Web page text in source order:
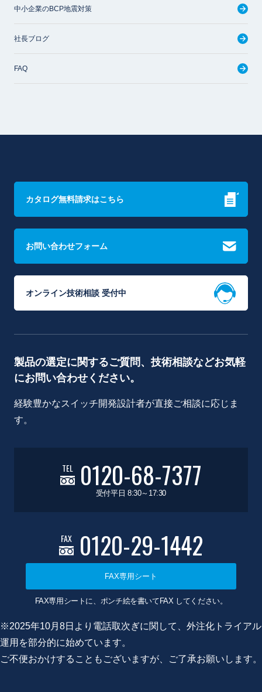
中小企業のBCP地震対策
社長ブログ
FAQ
カタログ無料請求はこちら
お問い合わせフォーム
オンライン技術相談 受付中
製品の選定に関するご質問、技術相談などお気軽
にお問い合わせください。
経験豊かなスイッチ開発設計者が直接ご相談に応じま
す。
TEL 0120-68-7377
受付平日 8:30～17:30
FAX 0120-29-1442
FAX専用シート
FAX専用シートに、ポンチ絵を書いてFAX してください。
※2025年10月8日より電話取次ぎに関して、外注化トライアル
運用を部分的に始めています。
ご不便おかけすることもございますが、ご了承お願いします。